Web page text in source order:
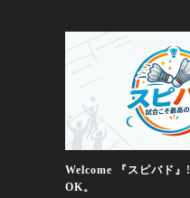
Welcome 『スピバド
OK。